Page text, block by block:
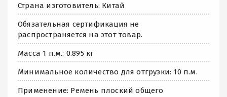
Страна изготовитель: Китай
Обязательная сертификация не
распространяется на этот товар.
Масса 1 п.м.: 0.895 кг
Минимальное количество для отгрузки: 10 п.м.
Применение: Ремень плоский общего